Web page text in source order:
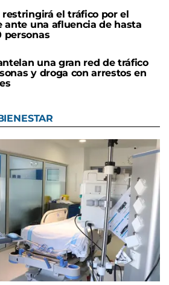
restringirá el tráfico por el
ante una afluencia de hasta
personas
una gran red de tráfico
y droga con arrestos en